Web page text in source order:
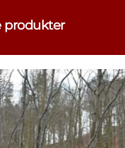
produkter